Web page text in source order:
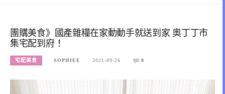
團購美食》國產雜糧在家動動手就送到家 奧丁丁市
集宅配到府！
宅配美食 SOPHIEE 2021-09-26 0